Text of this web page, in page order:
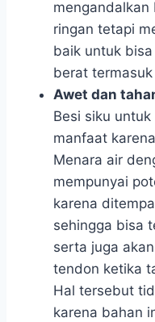
mengandalkan
ringan tetapi
baik untuk
berat
Awet dan
Besi siku
manfaat
Menara air
mempunyai
karena
sehingga bisa
serta juga
tendon ketika
Hal tersebut
karena bahan